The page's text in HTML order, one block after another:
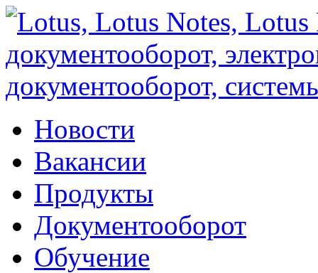
Новости
Вакансии
Продукты
Документооборот
Обучение